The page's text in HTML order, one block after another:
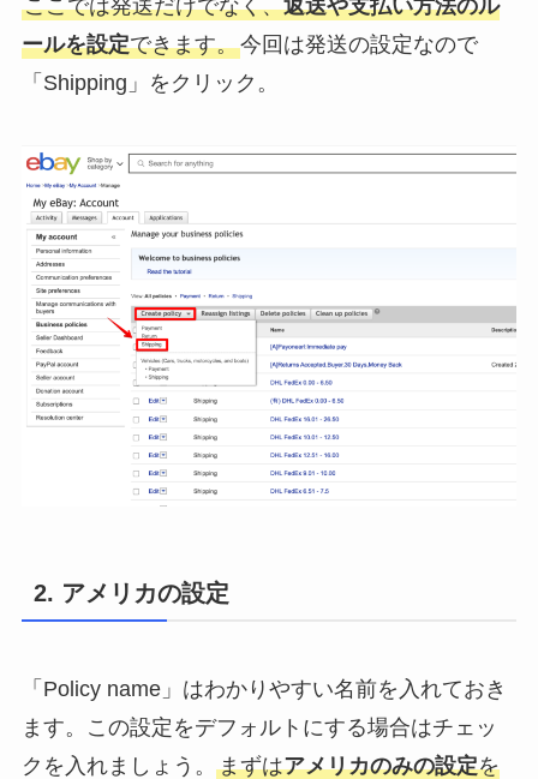
ここでは発送だけでなく、返送や支払い方法のル
ールを設定できます。今回は発送の設定なので
「Shipping」をクリック。
2. アメリカの設定
「Policy name」はわかりやすい名前を入れておき
ます。この設定をデフォルトにする場合はチェッ
クを入れましょう。 まずはアメリカのみの設定を